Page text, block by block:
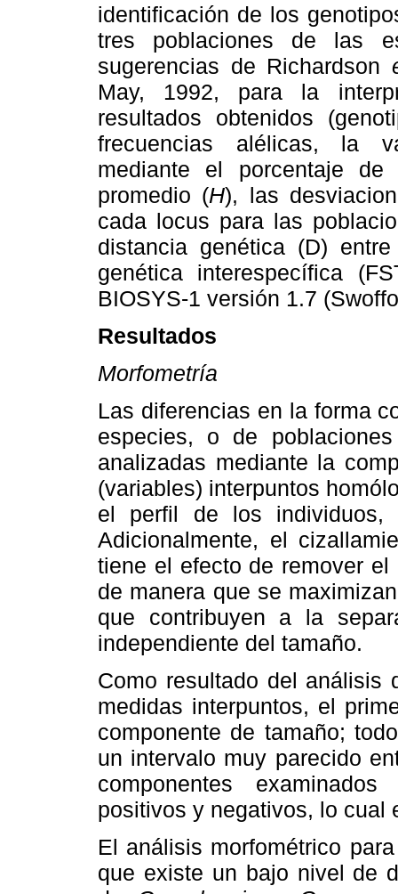
identificación de los
tres poblaciones de las
sugerencias de Richardson
May, 1992, para la
resultados obtenidos
frecuencias alélicas, la
mediante el porcentaje de
promedio (H), las
cada locus para las
distancia genética (D)
genética interespecífica
BIOSYS-1 versión 1.7
Resultados
Morfometría
Las diferencias en la forma
especies, o de
analizadas mediante la
(variables) interpuntos
el perfil de los individuos,
Adicionalmente, el
tiene el efecto de remover
de manera que se
que contribuyen a la
independiente del tamaño.
Como resultado del análisis
medidas interpuntos, el
componente de tamaño;
un intervalo muy parecido
componentes
positivos y negativos, lo cual
El análisis morfométrico
que existe un bajo nivel de